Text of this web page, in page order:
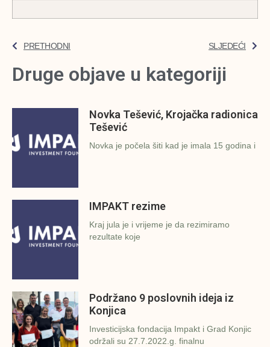
PRETHODNI SLJEDEĆI
Druge objave u kategoriji
Novka Tešević, Krojačka radionica
Tešević
Novka je počela šiti kad je imala 15 godina i
IMPAKT rezime
Kraj jula je i vrijeme je da rezimiramo
rezultate koje
Podržano 9 poslovnih ideja iz
Konjica
Investicijska fondacija Impakt i Grad Konjic
održali su 27.7.2022.g. finalnu